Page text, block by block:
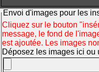
Envoi d'images pour les
Cliquez sur le bouton
message, le fond de
est ajoutée. Les images
Déposez les images ici ou